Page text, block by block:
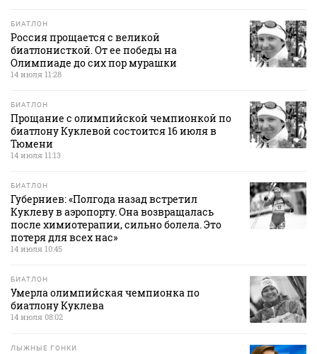
БИАТЛОН
Россия прощается с великой
биатлонисткой. От ее победы на
Олимпиаде до сих пор мурашки
14 июля 11:28
БИАТЛОН
Прощание с олимпийской чемпионкой по
биатлону Куклевой состоится 16 июля в
Тюмени
14 июля 11:13
БИАТЛОН
Губерниев: «Полгода назад встретил
Куклеву в аэропорту. Она возвращалась
после химиотерапии, сильно болела. Это
потеря для всех нас»
14 июля 10:45
БИАТЛОН
Умерла олимпийская чемпионка по
биатлону Куклева
14 июля 08:02
ЛЫЖНЫЕ ГОНКИ